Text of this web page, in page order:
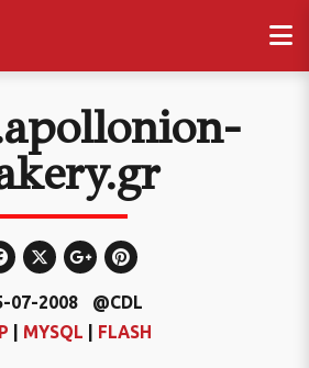
07-2008
@CDL
MYSQL FLASH